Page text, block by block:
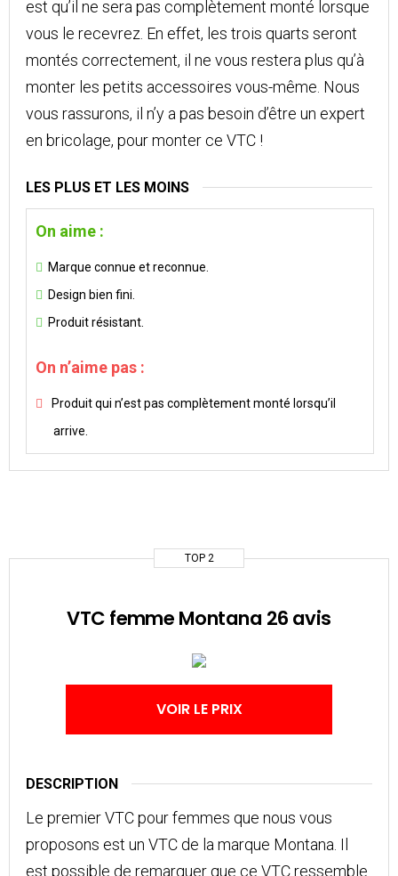
est qu’il ne sera pas complètement monté lorsque
vous le recevrez. En effet, les trois quarts seront
montés correctement, il ne vous restera plus qu’à
monter les petits accessoires vous-même. Nous
vous rassurons, il n’y a pas besoin d’être un expert
en bricolage, pour monter ce VTC !
LES PLUS ET LES MOINS
On aime :
Marque connue et reconnue.
Design bien fini.
Produit résistant.
On n’aime pas :
Produit qui n’est pas complètement monté lorsqu’il
arrive.
TOP 2
VTC femme Montana 26 avis
VOIR LE PRIX
DESCRIPTION
Le premier VTC pour femmes que nous vous
proposons est un VTC de la marque Montana. Il
est possible de remarquer que ce VTC ressemble